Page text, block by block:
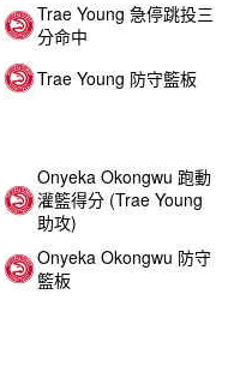
Onyeka Okongwu 防守
籃板
Onyeka Okongwu 跑動
灌籃得分 (Trae Young
助攻)
Trae Young 防守籃板
Trae Young 急停跳投三
分命中